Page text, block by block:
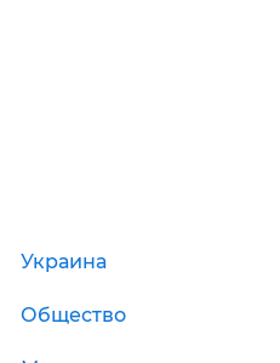
Украина
Общество